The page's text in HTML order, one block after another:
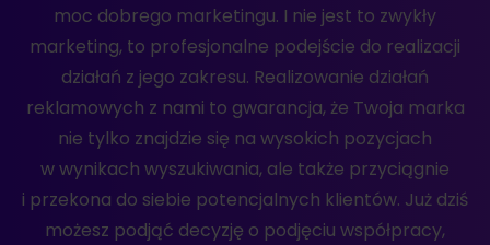
moc dobrego marketingu. I nie jest to zwykły
marketing, to profesjonalne podejście do realizacji
działań z jego zakresu. Realizowanie działań
reklamowych z nami to gwarancja, że Twoja marka
nie tylko znajdzie się na wysokich pozycjach
w wynikach wyszukiwania, ale także przyciągnie
i przekona do siebie potencjalnych klientów. Już dziś
możesz podjąć decyzję o podjęciu współpracy,